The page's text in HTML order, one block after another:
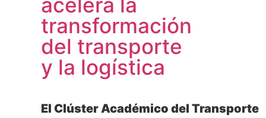
transformación
del transporte
y la logística
El Clúster Académico del Transporte